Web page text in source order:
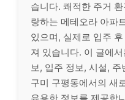
습니다. 쾌적한 주거
랑하는 메테오라 아파
있으며, 실제로 입주
져 있습니다. 이 글에
보, 입주 정보, 시설,
구미 구평동에서의 새